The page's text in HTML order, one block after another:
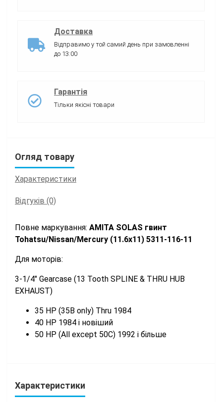
Доставка
Відправимо у той самий день при замовленні
до 13:00
Гарантія
Тільки якісні товари
Огляд товару
Характеристики
Відгуків (0)
Повне маркування: АМІТА SOLAS гвинт
Tohatsu/Nissan/Mercury (11.6x11) 5311-116-11
Для моторів:
3-1/4" Gearcase (13 Tooth SPLINE & THRU HUB
EXHAUST)
35 HP (35B only) Thru 1984
40 HP 1984 і новіший
50 HP (All except 50C) 1992 і більше
Характеристики